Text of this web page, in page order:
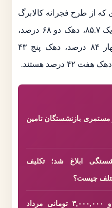
از طرح فجرانه کالابرگ
استفاده کرده‌اند شامل دهک یک ۸۵.۷، دهک دو ۶۸ درصد،
دهک سه ۶۹ درصد، دهک چهار ۸۴ درصد، دهک پنج ۴۳
مستمری بازنشستگان تامین
ابلاغ شد؛ تکلیف
چیست؟
یارانه معیشتی ۵,۴۰۰,۰۰۰ و ۳,۰۰۰,۰۰۰ تومانی مرداد